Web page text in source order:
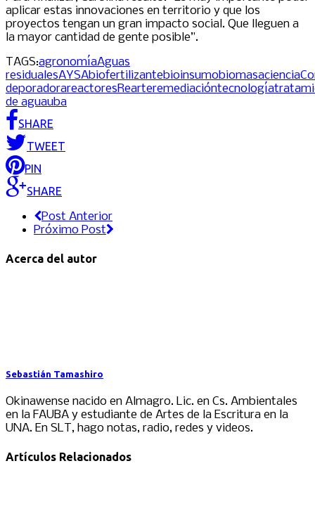
aplicar estas innovaciones en territorio y que los
proyectos tengan un gran impacto social. Que lleguen a
la mayor cantidad de gente posible”.
TAGS:agronomíaAguas
residualesAYSAbiofertilizantebioinsumobiomasaciencia
deporadorareactoresRearteremediacióntecnología
de aguauba
SHARE
TWEET
PIN
SHARE
Post Anterior
Próximo Post
Acerca del autor
Sebastián Tamashiro
Okinawense nacido en Almagro. Lic. en Cs. Ambientales
en la FAUBA y estudiante de Artes de la Escritura en la
UNA. En SLT, hago notas, radio, redes y videos.
Artículos Relacionados